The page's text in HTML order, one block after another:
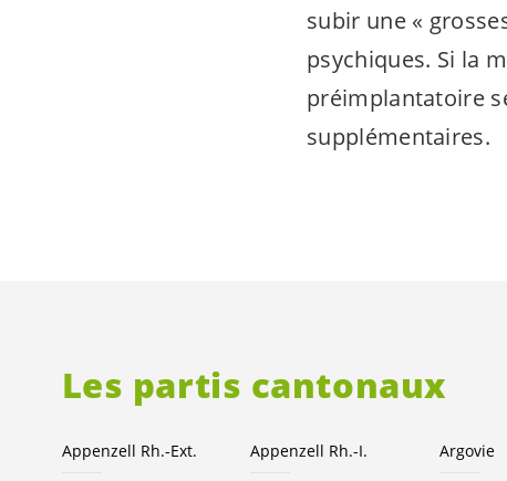
subir une «
psychiques. Si la
préimplantatoire
supplémentaires.
Les partis cantonaux
Appenzell Rh.-Ext. Appenzell Rh.-I. Argovie